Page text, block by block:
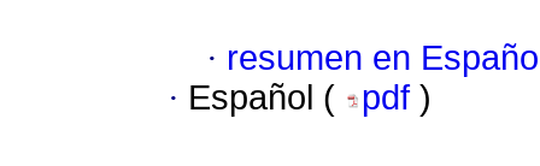
· resumen en
· Español ( pdf )